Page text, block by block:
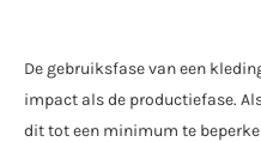
De gebruiksfase van een
impact als de productiefase.
dit tot een minimum te